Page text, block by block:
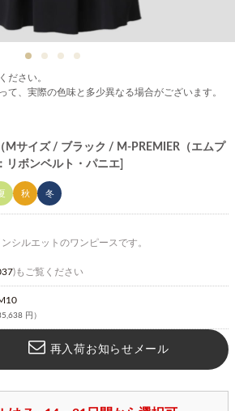
ださい。
、実際の色味と多少異なる場合がございます。
Mサイズ / ブラック / M-PREMIER（エムプ
リボンベルト・パニエ]
秋 冬
シルエットのワンピースです。
)もご覧ください
円）
再入荷お知らせメール